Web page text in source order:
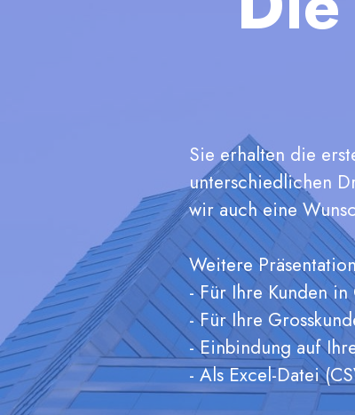
Sie erhalten die
unterschiedlichen
wir auch eine
Weitere
- Für Ihre Kunden
- Für Ihre
- Einbindung auf
- Als Excel-Datei